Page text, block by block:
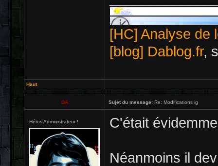
[HC] Analyse de
[blog] Dablog.fr,
Haut
DA Sujet du message: Re: Modifications ig
Héros Administrateur ! C'était
Néanmoins il